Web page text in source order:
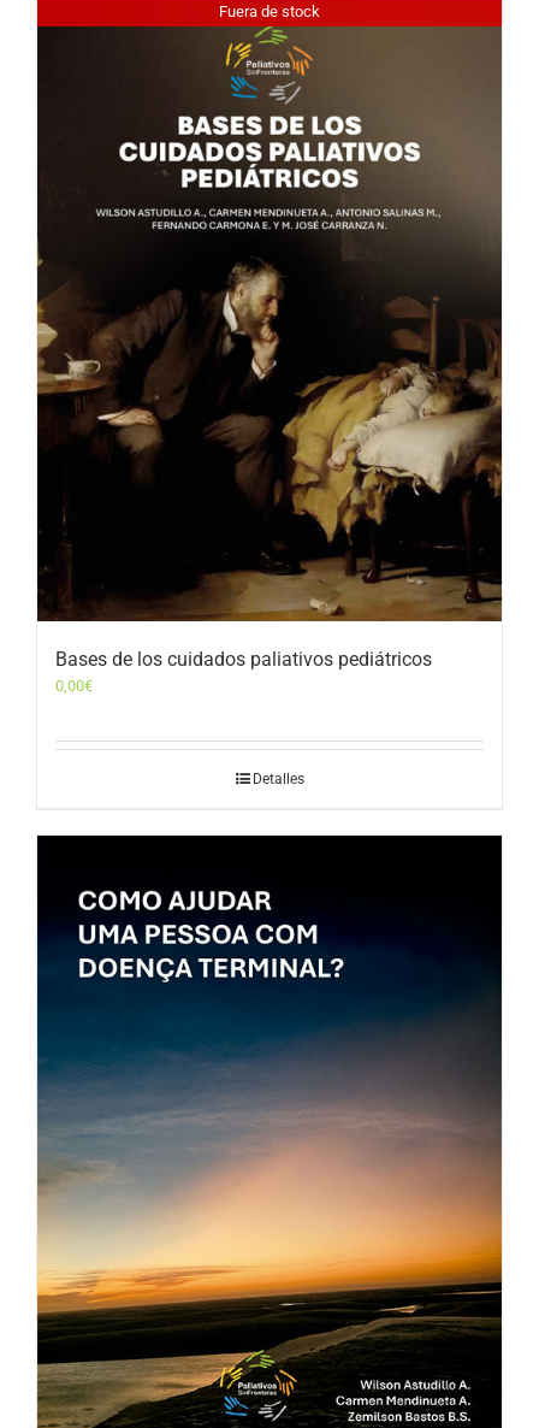
Fuera de stock
Bases de los cuidados paliativos pediátricos
0,00€
Detalles